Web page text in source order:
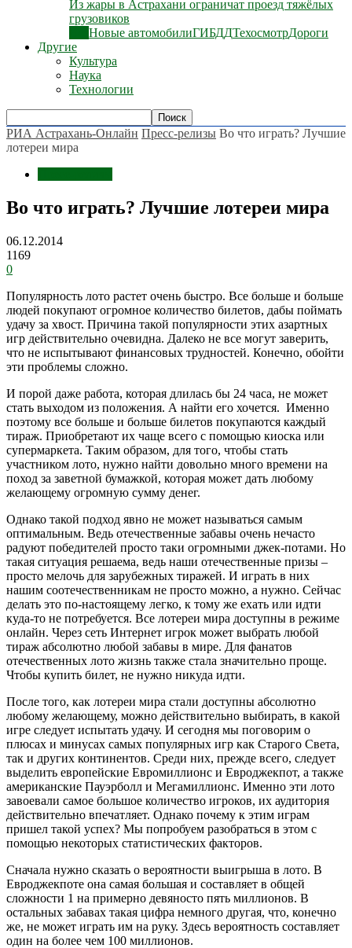
Из жары в Астрахани ограничат проезд тяжёлых
грузовиков
Новые автомобилиГИБДДТехосмотрДороги
Другие
Культура
Наука
Технологии
РИА Астрахань-Онлайн Пресс-релизы Во что играть? Лучшие
лотереи мира
Во что играть? Лучшие лотереи мира
06.12.2014
1169
0
Популярность лото растет очень быстро. Все больше и больше
людей покупают огромное количество билетов, дабы поймать
удачу за хвост. Причина такой популярности этих азартных
игр действительно очевидна. Далеко не все могут заверить,
что не испытывают финансовых трудностей. Конечно, обойти
эти проблемы сложно.
И порой даже работа, которая длилась бы 24 часа, не может
стать выходом из положения. А найти его хочется. Именно
поэтому все больше и больше билетов покупаются каждый
тираж. Приобретают их чаще всего с помощью киоска или
супермаркета. Таким образом, для того, чтобы стать
участником лото, нужно найти довольно много времени на
поход за заветной бумажкой, которая может дать любому
желающему огромную сумму денег.
Однако такой подход явно не может называться самым
оптимальным. Ведь отечественные забавы очень нечасто
радуют победителей просто таки огромными джек-потами. Но
такая ситуация решаема, ведь наши отечественные призы –
просто мелочь для зарубежных тиражей. И играть в них
нашим соотечественникам не просто можно, а нужно. Сейчас
делать это по-настоящему легко, к тому же ехать или идти
куда-то не потребуется. Все лотереи мира доступны в режиме
онлайн. Через сеть Интернет игрок может выбрать любой
тираж абсолютно любой забавы в мире. Для фанатов
отечественных лото жизнь также стала значительно проще.
Чтобы купить билет, не нужно никуда идти.
После того, как лотереи мира стали доступны абсолютно
любому желающему, можно действительно выбирать, в какой
игре следует испытать удачу. И сегодня мы поговорим о
плюсах и минусах самых популярных игр как Старого Света,
так и других континентов. Среди них, прежде всего, следует
выделить европейские Евромиллионс и Евроджекпот, а также
американские Пауэрболл и Мегамиллионс. Именно эти лото
завоевали самое большое количество игроков, их аудитория
действительно впечатляет. Однако почему к этим играм
пришел такой успех? Мы попробуем разобраться в этом с
помощью некоторых статистических факторов.
Сначала нужно сказать о вероятности выигрыша в лото. В
Евроджекпоте она самая большая и составляет в общей
сложности 1 на примерно девяносто пять миллионов. В
остальных забавах такая цифра немного другая, что, конечно
же, не может играть им на руку. Здесь вероятность составляет
один на более чем 100 миллионов.